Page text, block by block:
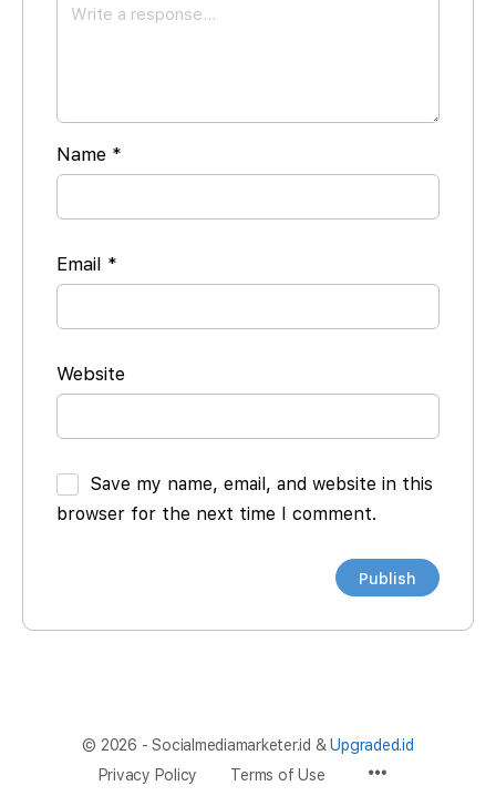
Name *
Email *
Website
Save my name, email, and website in this
browser for the next time I comment.
© 2026 - Socialmediamarketer.id &Upgraded.id
Privacy Policy
Terms of Use